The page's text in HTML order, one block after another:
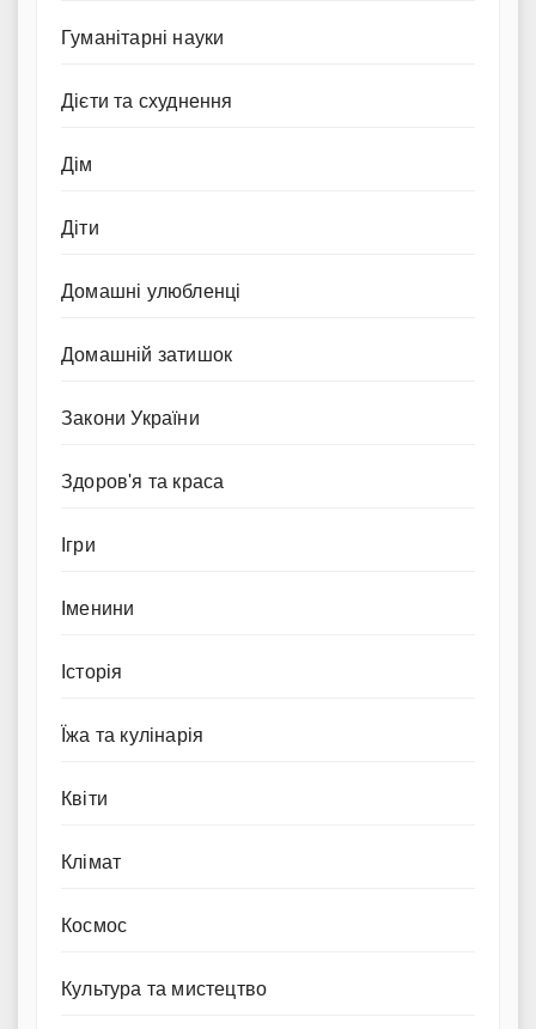
Гуманітарні науки
Дієти та схуднення
Дім
Діти
Домашні улюбленці
Домашній затишок
Закони України
Здоров'я та краса
Ігри
Іменини
Історія
Їжа та кулінарія
Квіти
Клімат
Космос
Культура та мистецтво